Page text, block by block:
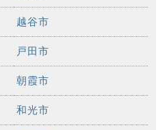
越谷市
戸田市
朝霞市
和光市